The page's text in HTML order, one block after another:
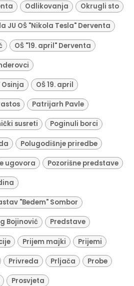
Odlikovanja Okrugli sto
JU OŠ "Nikola Tesla" Derventa
OŠ "19. april" Derventa
Osinja OŠ 19. april
Patrijarh Pavle
susreti Poginuli borci
Polugodišnje priredbe
ugovora Pozorišne predstave
"Bedem" Sombor
Bojinović Predstave
Prijem majki Prijemi
Privreda Prljača Probe
Prosvjeta